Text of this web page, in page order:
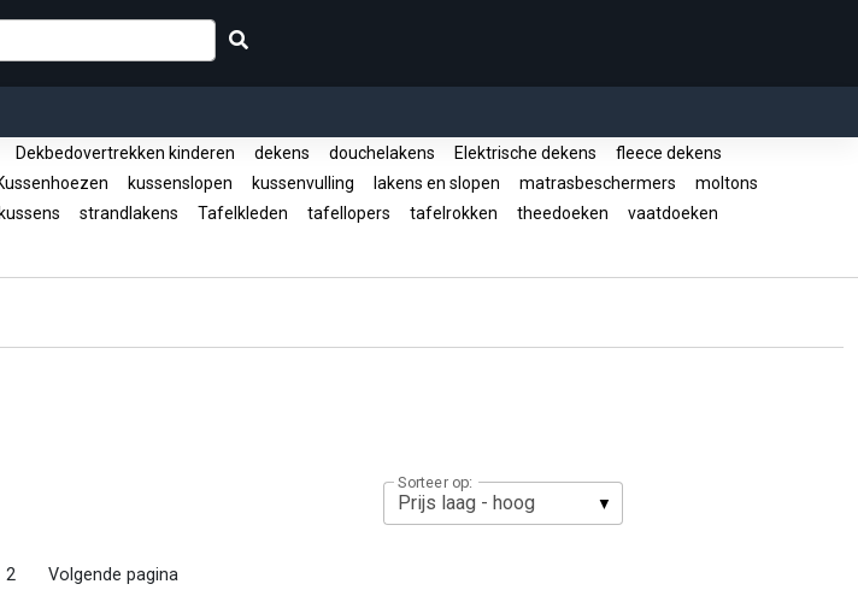
Dekbedovertrekken kinderen dekens douchelakens Elektrische dekens
fleece dekens
kussenslopen kussenvulling lakens en slopen matrasbeschermers
moltons
strandlakens Tafelkleden tafellopers tafelrokken theedoeken
vaatdoeken
Sorteer op:
2 Volgende pagina